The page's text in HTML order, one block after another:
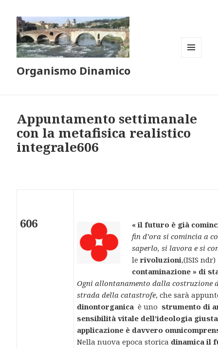
Organismo Dinamico
Appuntamento settimanale
con la metafisica realistico
integrale606
606
« il futuro è già
fin d’ora si comincia a
saperlo, si lavora e si
lerivoluzioni,(ISIS ndr)
contaminazione » di
Ogni allontanamento dalla costruzione
strada della catastrofe, che sarà
dinontorganicaè unostrumento di
sensibilità vitale dell’ideologia
applicazione è davvero
Nella nuova epoca storica dinamica il